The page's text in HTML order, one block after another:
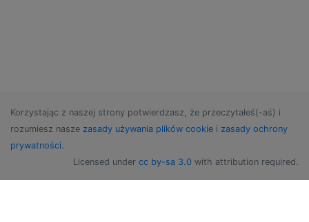
Korzystając z naszej strony potwierdzasz, że przeczytałeś(-aś) i
rozumiesz nasze zasady używania plików cookie i zasady ochrony
prywatności.
Licensed under cc by-sa 3.0 with attribution required.